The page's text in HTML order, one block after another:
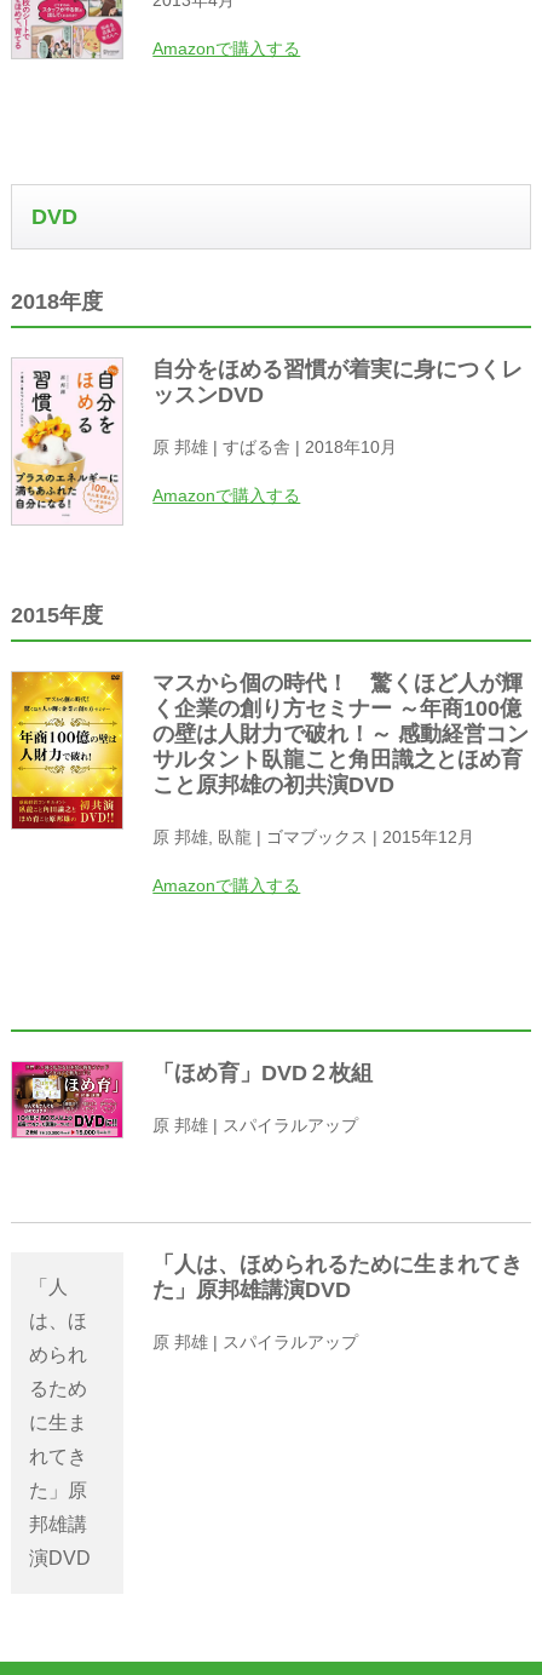
Amazonで購入する
DVD
2018年度
自分をほめる習慣が着実に身につくレ
ッスンDVD
原 邦雄 | すばる舎 | 2018年10月
Amazonで購入する
2015年度
マスから個の時代！ 驚くほど人が輝
く企業の創り方セミナー ～年商100億
の壁は人財力で破れ！～ 感動経営コン
サルタント臥龍こと角田識之とほめ育
こと原邦雄の初共演DVD
原 邦雄, 臥龍 | ゴマブックス | 2015年12月
Amazonで購入する
「ほめ育」DVD２枚組
原 邦雄 | スパイラルアップ
「人
は、ほ
められ
るため
に生ま
れてき
た」原
邦雄講
演DVD
「人は、ほめられるために生まれてき
た」原邦雄講演DVD
原 邦雄 | スパイラルアップ